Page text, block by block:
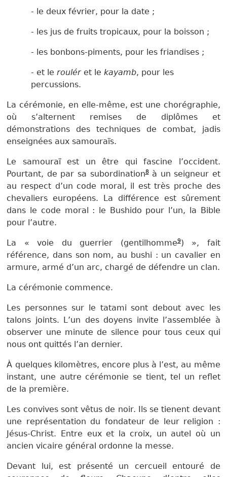
- le deux février, pour la date ;
- les jus de fruits tropicaux, pour la boisson ;
- les bonbons-piments, pour les friandises ;
- et le rouléret le kayamb, pour les
percussions.
La cérémonie, en elle-même, est une chorégraphie,
où s’alternent remises de diplômes et
démonstrations des techniques de combat, jadis
enseignées aux samouraïs.
Le samouraï est un être qui fascine l’occident.
Pourtant, de par sa subordination8à un seigneur et
au respect d’un code moral, il est très proche des
chevaliers européens. La différence est sûrement
dans le code moral : le Bushido pour l’un, la Bible
pour l’autre.
La « voie du guerrier (gentilhomme9) », fait
référence, dans son nom, au bushi : un cavalier en
armure, armé d’un arc, chargé de défendre un clan.
La cérémonie commence.
Les personnes sur le tatami sont debout avec les
talons joints. L’un des doyens invite l’assemblée à
observer une minute de silence pour tous ceux qui
nous ont quittés l’an dernier.
À quelques kilomètres, encore plus à l’est, au même
instant, une autre cérémonie se tient, tel un reflet
de la première.
Les convives sont vêtus de noir. Ils se tienent devant
une représentation du fondateur de leur religion :
Jésus-Christ. Entre eux et la croix, un autel où un
ancien vicaire général ordonne la messe.
Devant lui, est présenté un cercueil entouré de